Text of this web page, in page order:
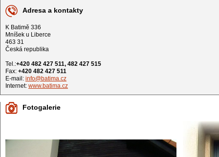
Adresa a kontakty
K Batimě 336
Mníšek u Liberce
463 31
Česká republika
Tel.:+420 482 427 511, 482 427 515
Fax: +420 482 427 511
E-mail: info@batima.cz
Internet: www.batima.cz
Fotogalerie